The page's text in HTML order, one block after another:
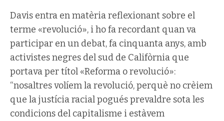
Davis entra en matèria reflexionant sobre el
terme «revolució», i ho fa recordant quan va
participar en un debat, fa cinquanta anys, amb
activistes negres del sud de Califòrnia que
portava per títol «Reforma o revolució»:
“nosaltres volíem la revolució, perquè no crèiem
que la justícia racial pogués prevaldre sota les
condicions del capitalisme i estàvem